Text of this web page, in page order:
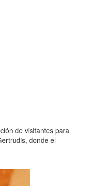
de visitantes para
donde el